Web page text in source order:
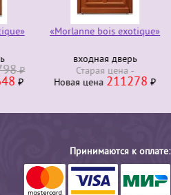
₽
₽
«Morlanne bois exotique»
входная дверь
Старая ценa
Новая ценa 211278₽
Принимаются к оплате: